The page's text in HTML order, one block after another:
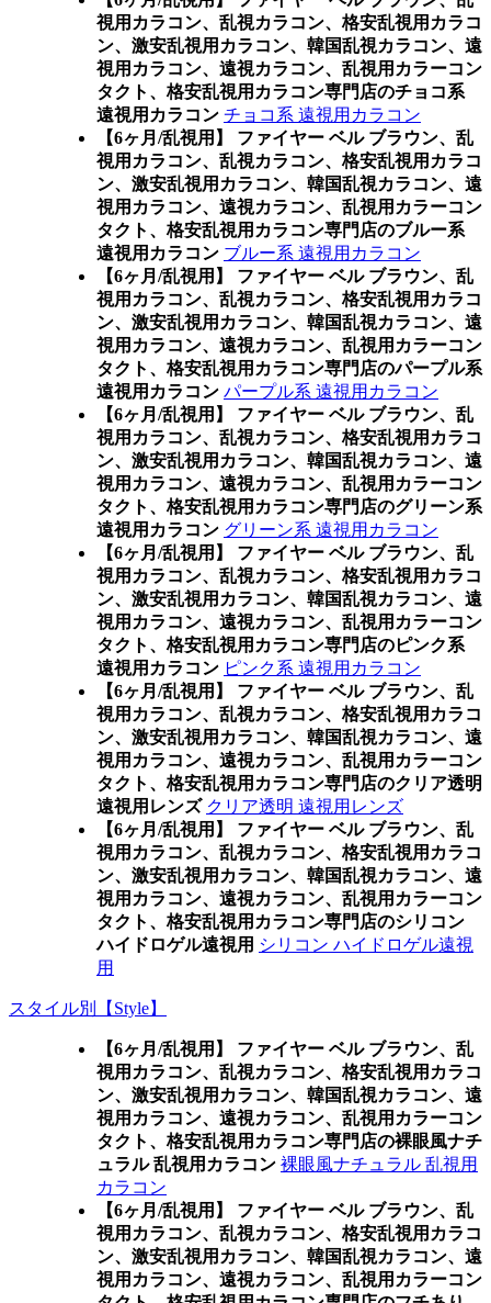
視用カラコン、乱視カラコン、格安乱視用カラコ
ン、激安乱視用カラコン、韓国乱視カラコン、遠
視用カラコン、遠視カラコン、乱視用カラーコン
タクト、格安乱視用カラコン専門店のチョコ系
遠視用カラコン チョコ系 遠視用カラコン
【6ヶ月/乱視用】 ファイヤー ベル ブラウン、乱
視用カラコン、乱視カラコン、格安乱視用カラコ
ン、激安乱視用カラコン、韓国乱視カラコン、遠
視用カラコン、遠視カラコン、乱視用カラーコン
タクト、格安乱視用カラコン専門店のブルー系
遠視用カラコン ブルー系 遠視用カラコン
【6ヶ月/乱視用】 ファイヤー ベル ブラウン、乱
視用カラコン、乱視カラコン、格安乱視用カラコ
ン、激安乱視用カラコン、韓国乱視カラコン、遠
視用カラコン、遠視カラコン、乱視用カラーコン
タクト、格安乱視用カラコン専門店のパープル系
遠視用カラコン パープル系 遠視用カラコン
【6ヶ月/乱視用】 ファイヤー ベル ブラウン、乱
視用カラコン、乱視カラコン、格安乱視用カラコ
ン、激安乱視用カラコン、韓国乱視カラコン、遠
視用カラコン、遠視カラコン、乱視用カラーコン
タクト、格安乱視用カラコン専門店のグリーン系
遠視用カラコン グリーン系 遠視用カラコン
【6ヶ月/乱視用】 ファイヤー ベル ブラウン、乱
視用カラコン、乱視カラコン、格安乱視用カラコ
ン、激安乱視用カラコン、韓国乱視カラコン、遠
視用カラコン、遠視カラコン、乱視用カラーコン
タクト、格安乱視用カラコン専門店のピンク系
遠視用カラコン ピンク系 遠視用カラコン
【6ヶ月/乱視用】 ファイヤー ベル ブラウン、乱
視用カラコン、乱視カラコン、格安乱視用カラコ
ン、激安乱視用カラコン、韓国乱視カラコン、遠
視用カラコン、遠視カラコン、乱視用カラーコン
タクト、格安乱視用カラコン専門店のクリア透明
遠視用レンズ クリア透明 遠視用レンズ
【6ヶ月/乱視用】 ファイヤー ベル ブラウン、乱
視用カラコン、乱視カラコン、格安乱視用カラコ
ン、激安乱視用カラコン、韓国乱視カラコン、遠
視用カラコン、遠視カラコン、乱視用カラーコン
タクト、格安乱視用カラコン専門店のシリコン
ハイドロゲル遠視用 シリコン ハイドロゲル遠視
用
スタイル別【Style】
【6ヶ月/乱視用】 ファイヤー ベル ブラウン、乱
視用カラコン、乱視カラコン、格安乱視用カラコ
ン、激安乱視用カラコン、韓国乱視カラコン、遠
視用カラコン、遠視カラコン、乱視用カラーコン
タクト、格安乱視用カラコン専門店の裸眼風ナチ
ュラル 乱視用カラコン 裸眼風ナチュラル 乱視用
カラコン
【6ヶ月/乱視用】 ファイヤー ベル ブラウン、乱
視用カラコン、乱視カラコン、格安乱視用カラコ
ン、激安乱視用カラコン、韓国乱視カラコン、遠
視用カラコン、遠視カラコン、乱視用カラーコン